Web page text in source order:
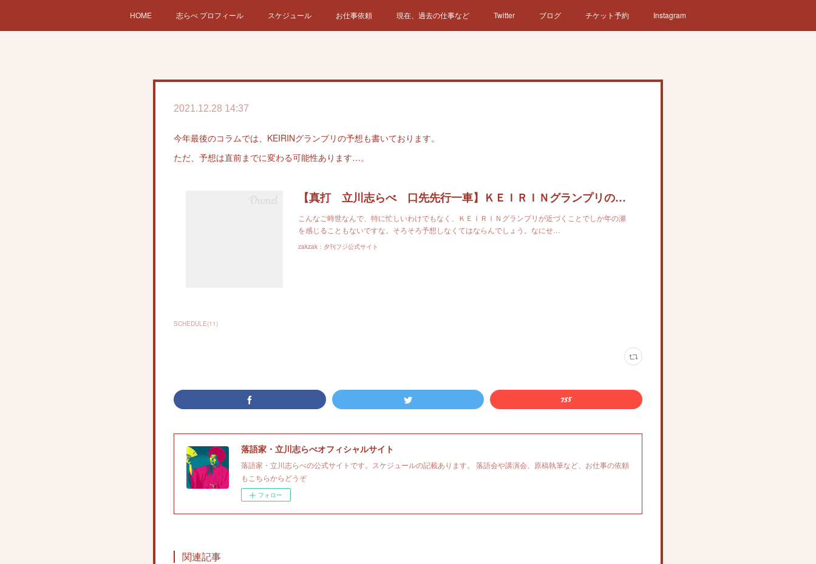
HOME 志らべ プロフィール スケジュール お仕事依頼 現在、過去の仕事など Twitter ブログ チケット予約 Instagram
2021.12.28 14:37
今年最後のコラムでは、KEIRINグランプリの予想も書いております。
ただ、予想は直前までに変わる可能性あります…。
【真打 立川志らべ 口先先行一車】ＫＥＩＲＩＮグランプリの予想をそろそろ…その前に奈良できっちり稼いでおきたい
こんなご時世なんで、特に忙しいわけでもなく、ＫＥＩＲＩＮグランプリが近づくことでしか年の瀬
を感じることもないですな。そろそろ予想しなくてはならんでしょう。なにせ…
zakzak：夕刊フジ公式サイト
SCHEDULE(11)
落語家・立川志らべオフィシャルサイト
落語家・立川志らべの公式サイトです。スケジュールの記載あります。 落語会や講演会、原稿執筆など、お仕事の依頼
もこちらからどうぞ
フォロー
関連記事